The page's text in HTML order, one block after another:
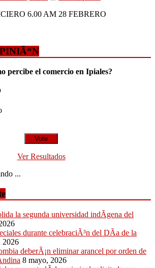
6.00 AM 28 FEBRERO
percibe el comercio en Ipiales?
Ver Resultados
...
la segunda universidad indÃ­gena del
durante celebraciÃ³n del DÃ­a de la
2026
deberÃ¡n eliminar arancel por orden de
8 mayo, 2026